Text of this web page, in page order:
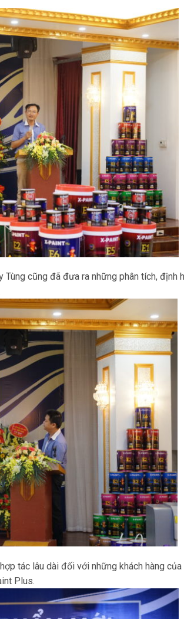
cũng đã đưa ra những phân tích, định
tác lâu dài đối với những khách hàng của
Plus.